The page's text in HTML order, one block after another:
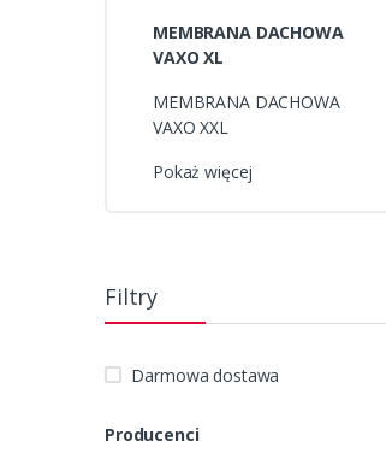
MEMBRANA DACHOWA
VAXO XL
MEMBRANA DACHOWA
VAXO XXL
Pokaż więcej
Filtry
Darmowa dostawa
Producenci